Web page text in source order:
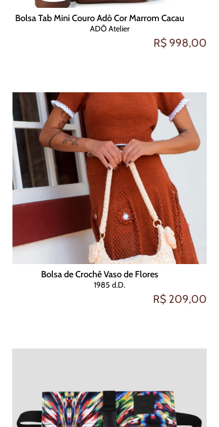
Bolsa Tab Mini Couro Adô Cor Marrom Cacau
ADÔ Atelier
R$ 998,00
Bolsa de Crochê Vaso de Flores
1985 d.D.
R$ 209,00